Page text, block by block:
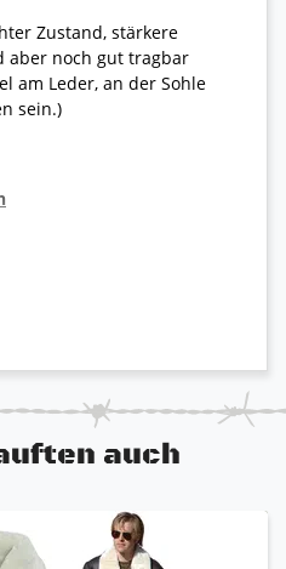
Zustand, stärkere
aber noch gut tragbar
am Leder, an der Sohle
sein.)
Stiefel der US Air
zugelassen wurde.
und er bietet somit
und leitet Feuchtigkeit
ab. Dieser Stiefel ist für
über eine der
dem heutigen Markt.
auch